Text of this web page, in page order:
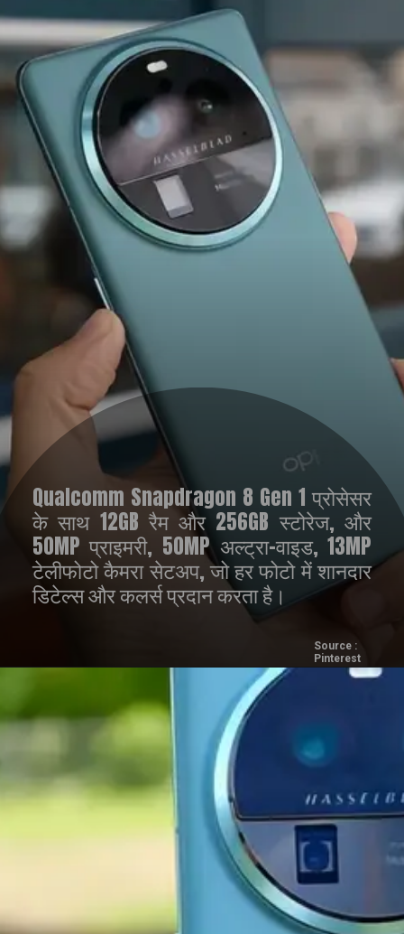
Qualcomm Snapdragon 8 Gen 1 प्रोसेसर
के साथ 12GB रैम और 256GB स्टोरेज, और
50MP प्राइमरी, 50MP अल्ट्रा-वाइड, 13MP
टेलीफोटो कैमरा सेटअप, जो हर फोटो में शानदार
डिटेल्स और कलर्स प्रदान करता है।
Source :
Pinterest